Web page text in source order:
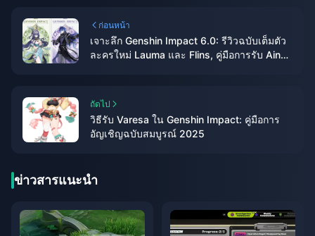
ก่อนหน้า
เจาะลึก Genshin Impact 6.0: รีวิวฉบับเต็มตัว
ละครใหม่ Lauma และ Flins, คู่มือการรับ Aino
ถัดไป
วิธีรับ Varesa ใน Genshin Impact: คู่มือการ
อัญเชิญฉบับสมบูรณ์ 2025
ข่าวสารแนะนำ